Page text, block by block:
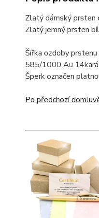
Zlatý dámský prsten
Zlatý jemný prsten
Šířka ozdoby
585/1000 Au
Šperk označen
Po předchozí